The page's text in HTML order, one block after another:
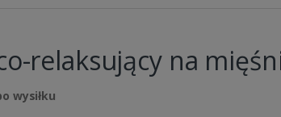
relaksujący na
wysiłku